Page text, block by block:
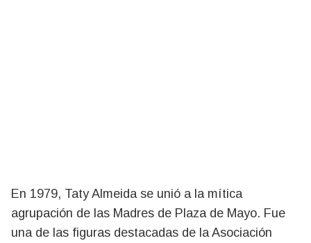
En 1979, Taty Almeida se unió a la mítica
agrupación de las Madres de Plaza de Mayo. Fue
una de las figuras destacadas de la Asociación